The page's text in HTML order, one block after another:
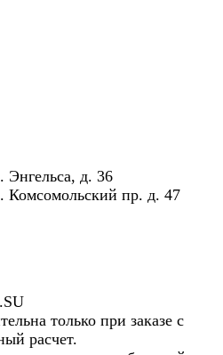
Энгельса, д. 36
Комсомольский пр. д. 47
только при заказе с
расчет.